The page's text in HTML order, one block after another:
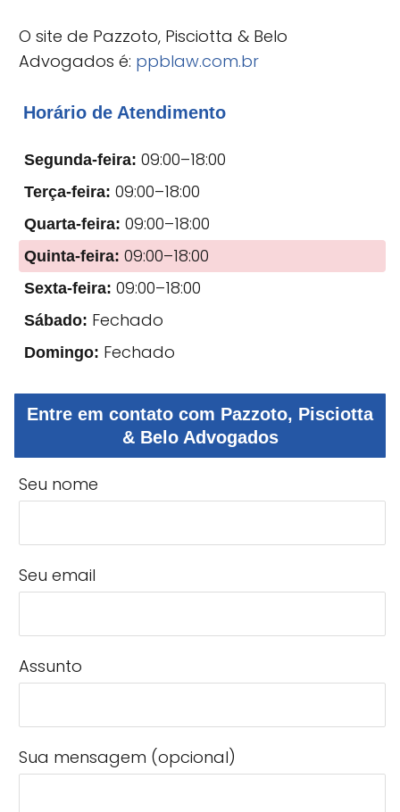
O site de Pazzoto, Pisciotta & Belo
Advogados é: ppblaw.com.br
Horário de Atendimento
Segunda-feira: 09:00–18:00
Terça-feira: 09:00–18:00
Quarta-feira: 09:00–18:00
Quinta-feira: 09:00–18:00
Sexta-feira: 09:00–18:00
Sábado: Fechado
Domingo: Fechado
Entre em contato com Pazzoto, Pisciotta
& Belo Advogados
Seu nome
Seu email
Assunto
Sua mensagem (opcional)